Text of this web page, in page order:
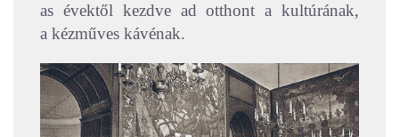
as évektől kezdve ad otthont a kultúrának,
a kézműves kávénak.